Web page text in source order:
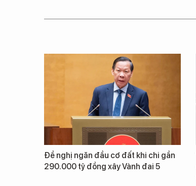
Đề nghị ngăn đầu cơ đất khi chi gần
290.000 tỷ đồng xây Vành đai 5